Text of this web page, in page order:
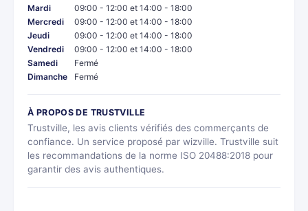
Mardi
09:00 - 12:00 et 14:00 - 18:00
Mercredi
09:00 - 12:00 et 14:00 - 18:00
Jeudi
09:00 - 12:00 et 14:00 - 18:00
Vendredi
09:00 - 12:00 et 14:00 - 18:00
Samedi
Fermé
Dimanche
Fermé
À PROPOS DE TRUSTVILLE
Trustville, les avis clients vérifiés des commerçants de
confiance. Un service proposé par wizville. Trustville suit
les recommandations de la norme ISO 20488:2018 pour
garantir des avis authentiques.